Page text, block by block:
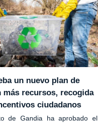
un nuevo plan de
más recursos, recogida
ciudadanos
de Gandia ha aprobado el